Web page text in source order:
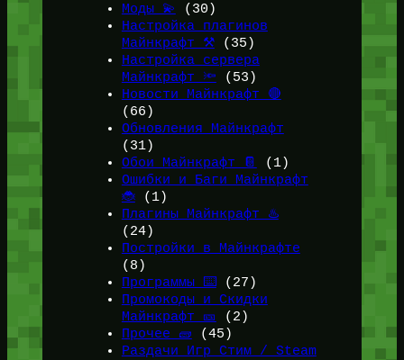
Моды 💫
(30)
Настройка плагинов
Майнкрафт ⚒️(35)
Настройка сервера
Майнкрафт 🔦 (53)
Новости Майнкрафт 🔴
(66)
Обновления Майнкрафт
(31)
Обои Майнкрафт 📔
(1)
Ошибки и Баги Майнкрафт
🐞(1)
Плагины Майнкрафт ♨️
(24)
Постройки в Майнкрафте
(8)
Программы ⌨️(27)
Промокоды и Скидки
Майнкрафт 🎫
(2)
Прочее 🧱 (45)
Раздачи Игр Стим / Steam